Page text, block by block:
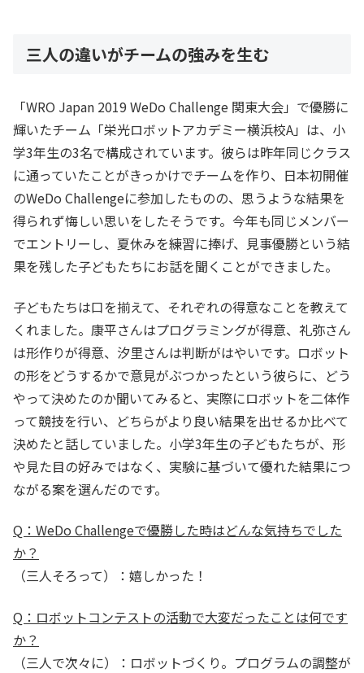
三人の違いがチームの強みを生む
「WRO Japan 2019 WeDo Challenge 関東大会」で優勝に
輝いたチーム「栄光ロボットアカデミー横浜校A」は、小
学3年生の3名で構成されています。彼らは昨年同じクラス
に通っていたことがきっかけでチームを作り、日本初開催
のWeDo Challengeに参加したものの、思うような結果を
得られず悔しい思いをしたそうです。今年も同じメンバー
でエントリーし、夏休みを練習に捧げ、見事優勝という結
果を残した子どもたちにお話を聞くことができました。
子どもたちは口を揃えて、それぞれの得意なことを教えて
くれました。康平さんはプログラミングが得意、礼弥さん
は形作りが得意、汐里さんは判断がはやいです。ロボット
の形をどうするかで意見がぶつかったという彼らに、どう
やって決めたのか聞いてみると、実際にロボットを二体作
って競技を行い、どちらがより良い結果を出せるか比べて
決めたと話していました。小学3年生の子どもたちが、形
や見た目の好みではなく、実験に基づいて優れた結果につ
ながる案を選んだのです。
Q：WeDo Challengeで優勝した時はどんな気持ちでした
か？
（三人そろって）：嬉しかった！
Q：ロボットコンテストの活動で大変だったことは何です
か？
（三人で次々に）：ロボットづくり。プログラムの調整が